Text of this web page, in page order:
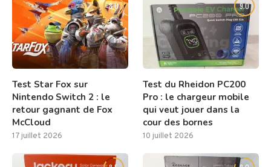
8.0
Test Star Fox sur
Nintendo Switch 2 : le
retour gagnant de Fox
McCloud
17 juillet 2026
9.0
Test du Rheidon PC200
Pro : le chargeur mobile
qui veut jouer dans la
cour des bornes
10 juillet 2026